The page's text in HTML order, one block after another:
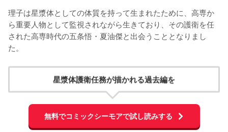
理子は星漿体としての体質を持って生まれたために、高専か
ら重要人物として監視されながら生きており、その護衛を任
された高専時代の五条悟・夏油傑と出会うこととなりまし
た。
星漿体護衛任務が描かれる過去編を
無料でコミックシーモアで試し読みする